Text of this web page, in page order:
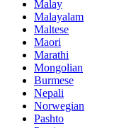
Malay
Malayalam
Maltese
Maori
Marathi
Mongolian
Burmese
Nepali
Norwegian
Pashto